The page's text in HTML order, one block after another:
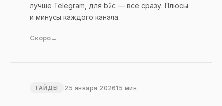
лучше Telegram, для b2c — всё сразу. Плюсы
и минусы каждого канала.
Скоро
ГАЙДЫ 25 января 202615 мин